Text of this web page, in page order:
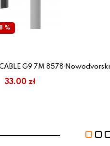
%
G9 7M 8578 Nowodvorski
33.00 zł